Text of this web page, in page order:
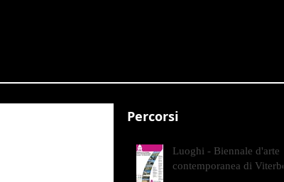
Percorsi
Luoghi - Biennale d'arte
contemporanea di Viterbo